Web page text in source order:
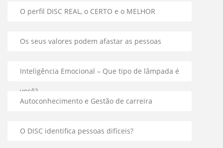
O perfil DISC REAL, o CERTO e o MELHOR
Os seus valores podem afastar as pessoas
Inteligência Emocional – Que tipo de lâmpada é
você?
Autoconhecimento e Gestão de carreira
O DISC identifica pessoas difíceis?